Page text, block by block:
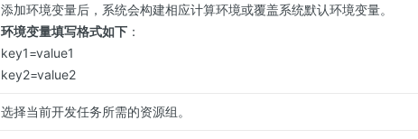
添加环境变量后，系统会构建相应计算环境或覆盖系统默认环境变量。
环境变量填写格式如下 ：
key1=value1
key2=value2
选择当前开发任务所需的资源组。